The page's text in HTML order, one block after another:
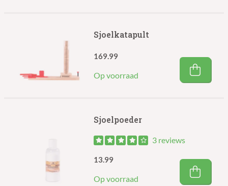
Sjoelkatapult
Op voorraad
169.99
Sjoelpoeder
3 reviews
Op voorraad
13.99